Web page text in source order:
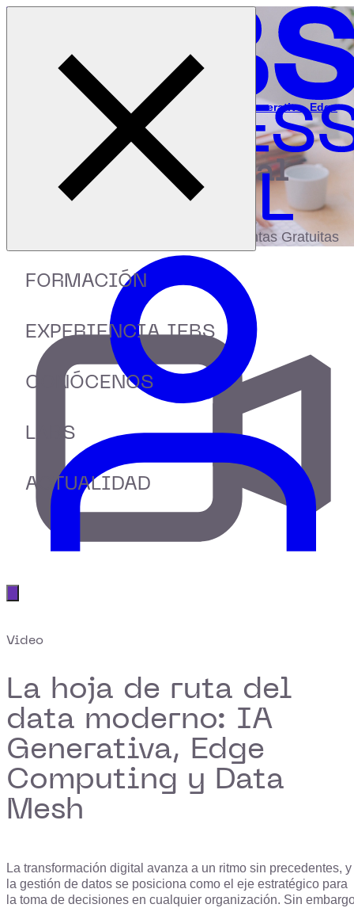
FORMACIÓN
EXPERIENCIA IEBS
CONÓCENOS
LABS
ACTUALIDAD
Inicio
Recursos
La hoja de ruta del data moderno: IA Generativa, Edge
Computing y Data Mesh
bibliotecadigital
Accede a más de 150 Recursos, Guías,
eBooks,Plantillas, Estudios y Herramientas Gratuitas
Video
La hoja de ruta del
data moderno: IA
Generativa, Edge
Computing y Data
Mesh
La transformación digital avanza a un ritmo sin precedentes, y
la gestión de datos se posiciona como el eje estratégico para
la toma de decisiones en cualquier organización. Sin